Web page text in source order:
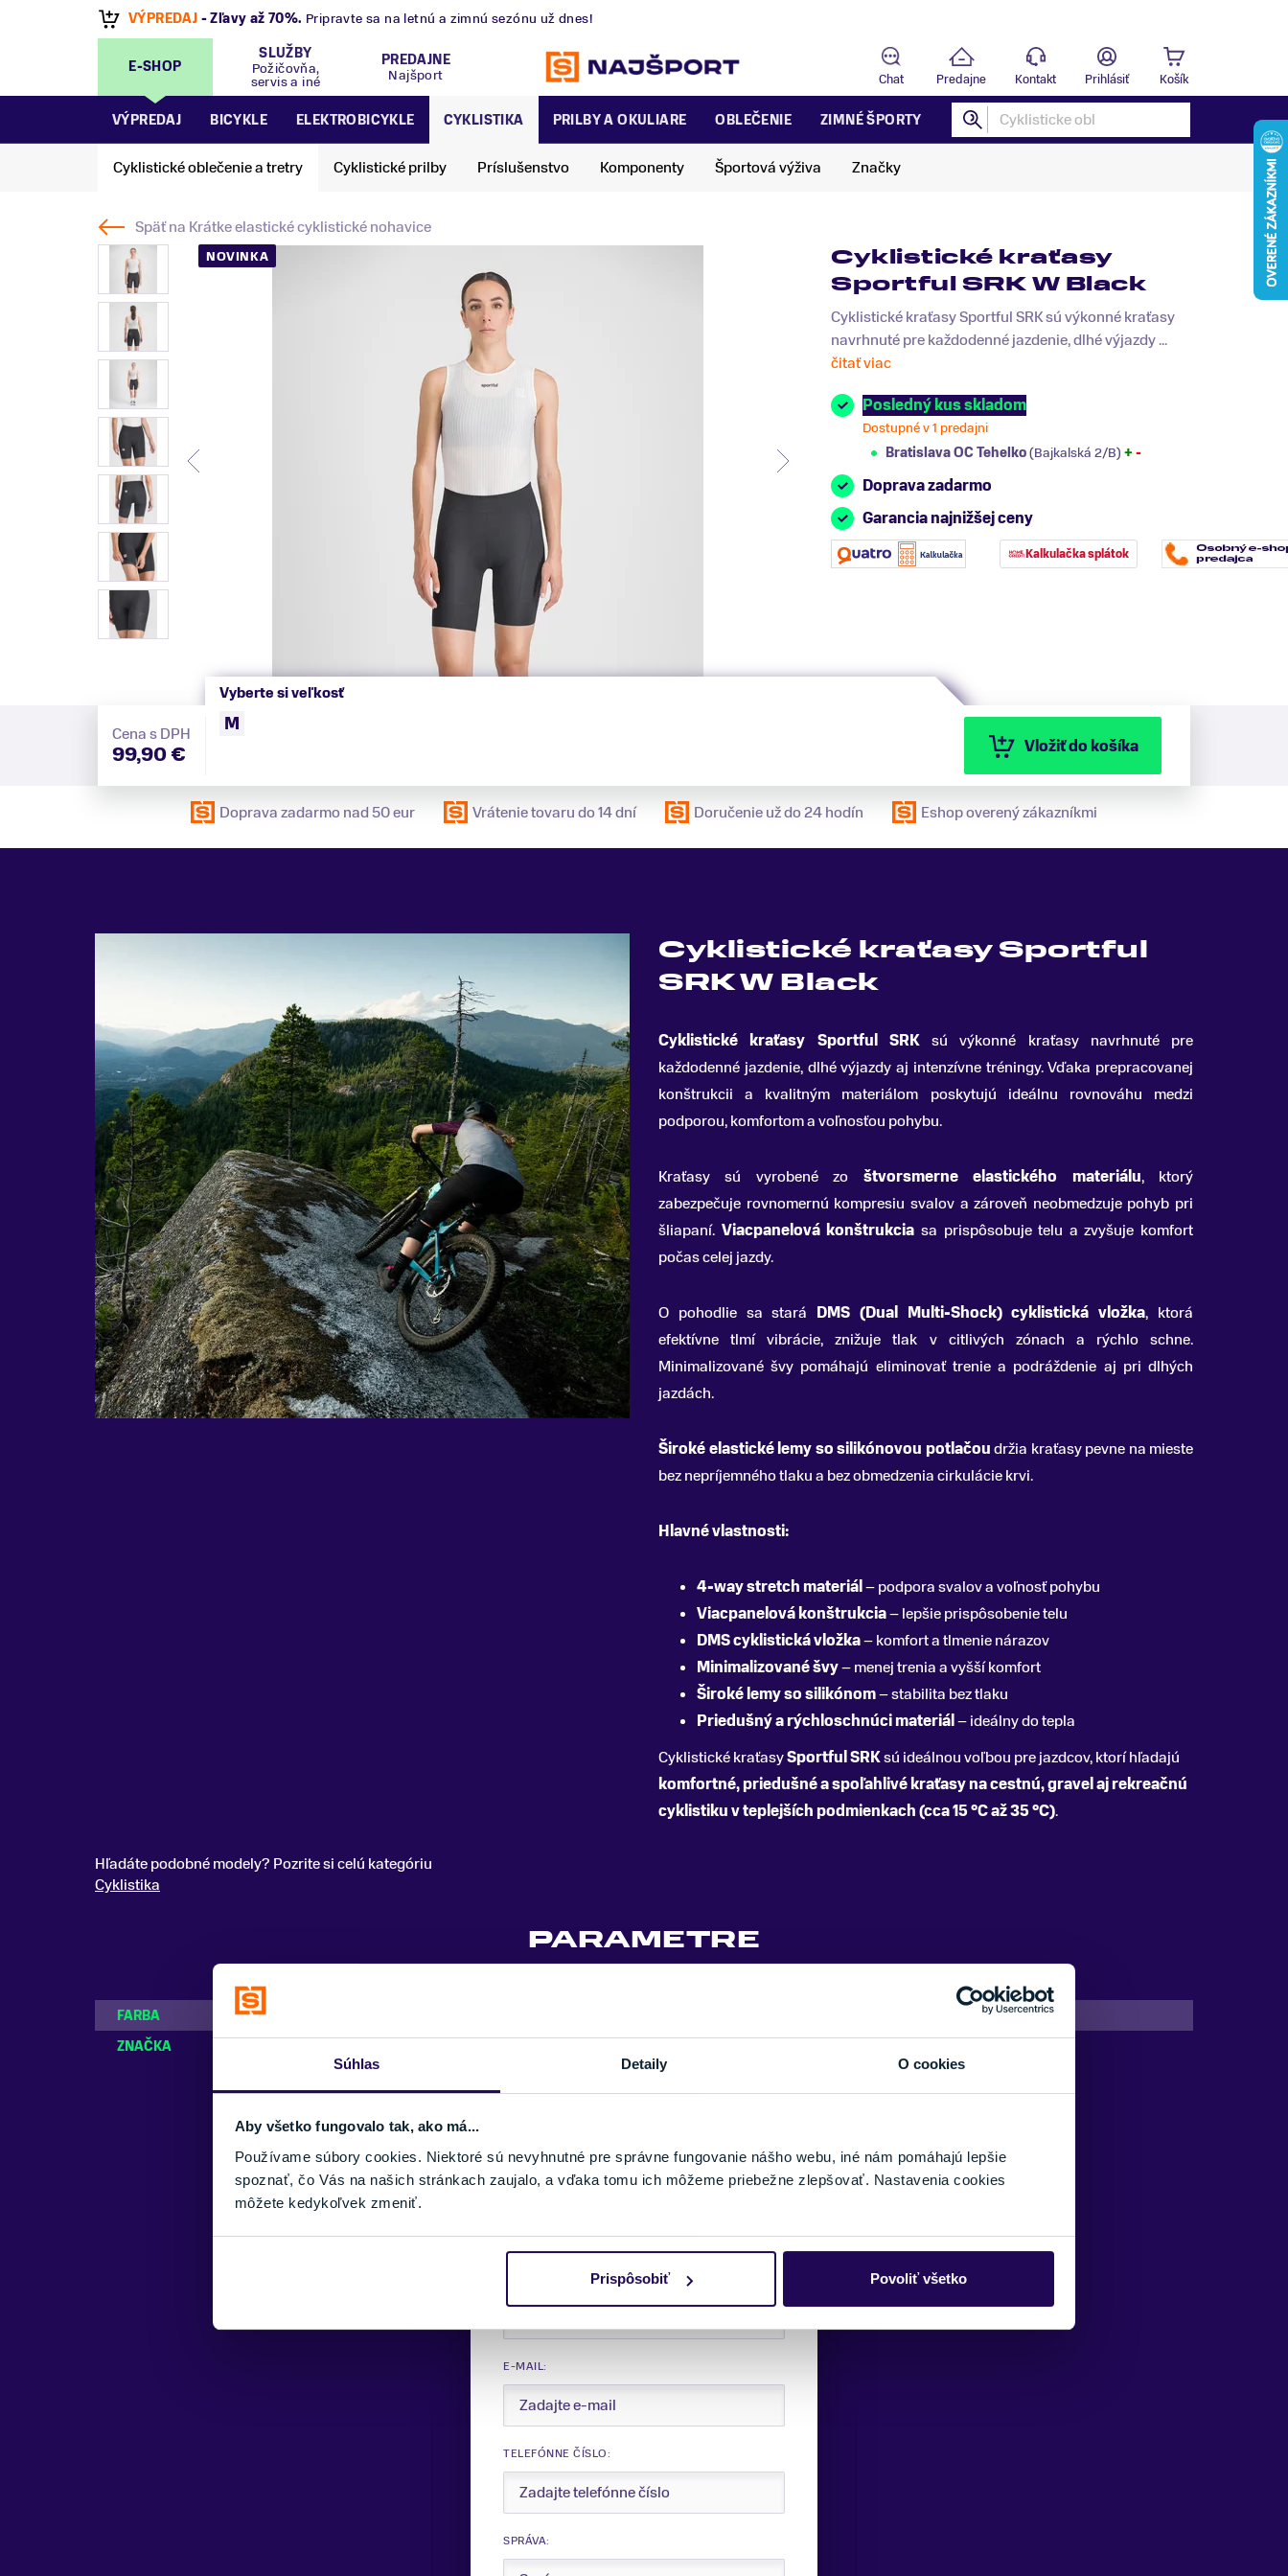
Súhlas Detaily O cookies
Aby všetko fungovalo tak, ako má...
Používame súbory cookies. Niektoré sú nevyhnutné pre správne fungovanie nášho webu, iné nám pomáhajú lepšie
spoznať, čo Vás na našich stránkach zaujalo, a vďaka tomu ich môžeme priebežne zlepšovať. Nastavenia cookies
môžete kedykoľvek zmeniť.
Prispôsobiť Povoliť všetko
VÝPREDAJ - Zľavy až 70%. Pripravte sa na letnú a zimnú sezónu už dnes!
E-SHOP
SLUŽBY
Požičovňa,
servis a iné
PREDAJNE
Najšport
Chat Predajne Kontakt Prihlásiť Košík
VÝPREDAJ BICYKLE ELEKTROBICYKLE CYKLISTIKA PRILBY A OKULIARE OBLEČENIE ZIMNÉ ŠPORTY
Cyklistické oblečenie a tretry Cyklistické prilby Príslušenstvo Komponenty Športová výživa Značky
Späť na Krátke elastické cyklistické nohavice
NOVINKA
Cyklistické kraťasy
Sportful SRK W Black
Cyklistické kraťasy Sportful SRK sú výkonné kraťasy
navrhnuté pre každodenné jazdenie, dlhé výjazdy ...
čitať viac
Posledný kus skladom
Dostupné v 1 predajni
Bratislava OC Tehelko(Bajkalská 2/B) + -
Doprava zadarmo
Garancia najnižšej ceny
Kalkulačka splátok
Cena s DPH
99,90 €
Vyberte si veľkosť
M
Vložiť do košíka
Doprava zadarmo nad 50 eur Vrátenie tovaru do 14 dní Doručenie už do 24 hodín Eshop overený zákazníkmi
Cyklistické kraťasy Sportful
SRK W Black
Cyklistické kraťasy Sportful SRKsú výkonné kraťasy navrhnuté pre
každodenné jazdenie, dlhé výjazdy aj intenzívne tréningy.Vďaka prepracovanej
konštrukcii a kvalitným materiálom poskytujú ideálnu rovnováhu medzi
podporou, komfortom a voľnosťou pohybu.
Kraťasy sú vyrobené zo štvorsmerne elastického materiálu, ktorý
zabezpečuje rovnomernú kompresiu svalov a zároveň neobmedzuje pohyb pri
šliapaní. Viacpanelová konštrukcia sa prispôsobuje telu a zvyšuje komfort
počas celej jazdy.
O pohodlie sa stará DMS (Dual Multi-Shock) cyklistická vložka, ktorá
efektívne tlmí vibrácie, znižuje tlak v citlivých zónach a rýchlo schne.
Minimalizované švy pomáhajú eliminovať trenie a podráždenie aj pri dlhých
jazdách.
Široké elastické lemy so silikónovou potlačoudržia kraťasy pevne na mieste
bez nepríjemného tlaku a bez obmedzenia cirkulácie krvi.
Hlavné vlastnosti:
4-way stretch materiál– podpora svalov a voľnosť pohybu
Viacpanelová konštrukcia– lepšie prispôsobenie telu
DMS cyklistická vložka– komfort a tlmenie nárazov
Minimalizované švy– menej trenia a vyšší komfort
Široké lemy so silikónom– stabilita bez tlaku
Priedušný a rýchloschnúci materiál– ideálny do tepla
Cyklistické kraťasySportful SRKsú ideálnou voľbou pre jazdcov, ktorí hľadajú
komfortné, priedušné a spoľahlivé kraťasy na cestnú, gravel aj rekreačnú
cyklistiku v teplejších podmienkach (cca 15 °C až 35 °C).
Hľadáte podobné modely? Pozrite si celú kategóriu
Cyklistika
PARAMETRE
FARBA
ZNAČKA
Potrebujete viac informácii?
E-MAIL:
TELEFÓNNE ČÍSLO:
SPRÁVA: